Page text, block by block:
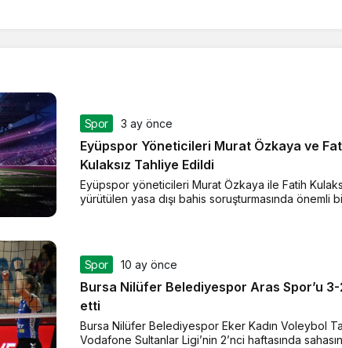
Spor 3 ay önce
Eyüpspor Yöneticileri Murat Özkaya ve
Kulaksız Tahliye Edildi
Eyüpspor yöneticileri Murat Özkaya ile Fatih
yürütülen yasa dışı bahis soruşturmasında önemli
Spor 10 ay önce
Bursa Nilüfer Belediyespor Aras Spor’u
etti
Bursa Nilüfer Belediyespor Eker Kadın Voleybol
Vodafone Sultanlar Ligi’nin 2’nci haftasında